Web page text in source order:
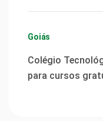
Goiás
Colégio
para cursos